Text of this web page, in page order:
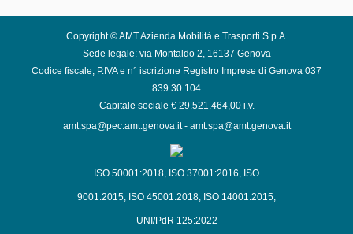
Copyright © AMT Azienda Mobilità e Trasporti S.p.A.
Sede legale: via Montaldo 2, 16137 Genova
Codice fiscale, P.IVA e n° iscrizione Registro Imprese di Genova 037
839 30 104
Capitale sociale € 29.521.464,00 i.v.
amt.spa@pec.amt.genova.it- amt.spa@amt.genova.it
ISO 50001:2018, ISO 37001:2016, ISO
9001:2015, ISO 45001:2018, ISO 14001:2015,
UNI/PdR 125:2022